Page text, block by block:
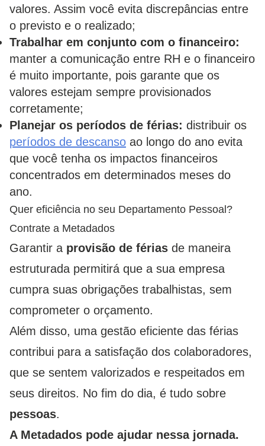
valores. Assim você evita discrepâncias entre
o previsto e o realizado;
Trabalhar em conjunto com o financeiro:
manter a comunicação entre RH e o financeiro
é muito importante, pois garante que os
valores estejam sempre provisionados
corretamente;
Planejar os períodos de férias: distribuir os
períodos de descanso ao longo do ano evita
que você tenha os impactos financeiros
concentrados em determinados meses do
ano.
Quer eficiência no seu Departamento Pessoal?
Contrate a Metadados
Garantir a provisão de férias de maneira
estruturada permitirá que a sua empresa
cumpra suas obrigações trabalhistas, sem
comprometer o orçamento.
Além disso, uma gestão eficiente das férias
contribui para a satisfação dos colaboradores,
que se sentem valorizados e respeitados em
seus direitos. No fim do dia, é tudo sobre
pessoas.
A Metadados pode ajudar nessa jornada.